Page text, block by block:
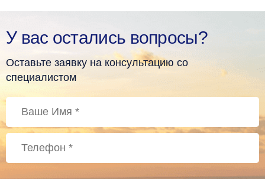
У вас остались вопросы?
Оставьте заявку на консультацию со
специалистом